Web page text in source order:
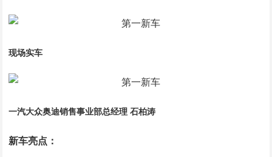
现场实车
一汽大众奥迪销售事业部总经理 石柏涛
新车亮点：